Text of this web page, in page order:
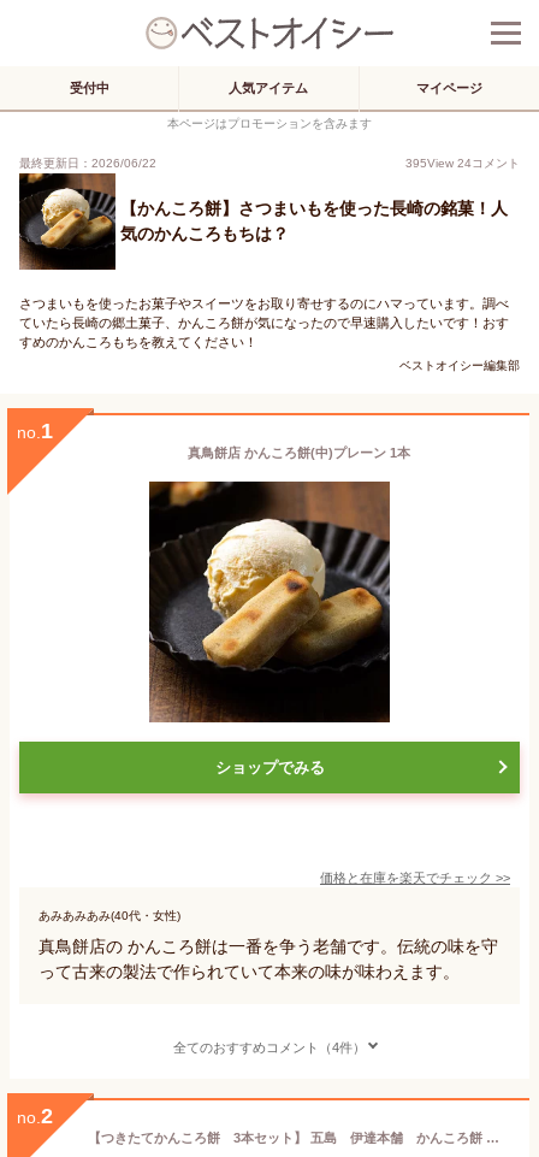
受付中 人気アイテム マイページ
本ページはプロモーションを含みます
最終更新日：2026/06/22 395View 24コメント
【かんころ餅】さつまいもを使った長崎の銘菓！人
気のかんころもちは？
さつまいもを使ったお菓子やスイーツをお取り寄せするのにハマっています。調べ
ていたら長崎の郷土菓子、かんころ餅が気になったので早速購入したいです！おす
すめのかんころもちを教えてください！
ベストオイシー編集部
no. 1
真鳥餅店 かんころ餅(中)プレーン 1本
ショップでみる
価格と在庫を楽天でチェック >>
あみあみあみ(40代・女性)
真鳥餅店の かんころ餅は一番を争う老舗です。伝統の味を守
って古来の製法で作られていて本来の味が味わえます。
全てのおすすめコメント（4件）
no. 2
【つきたてかんころ餅 3本セット】 五島 伊達本舗 かんころ餅 保存食 おやつ お菓子 さつまいも 無添加 芋餅 芋 餅菓子 干し芋 和菓子 懐かしい味 長崎郷土菓子 スイーツ 敬老の日 御歳暮 御中元 プレゼント